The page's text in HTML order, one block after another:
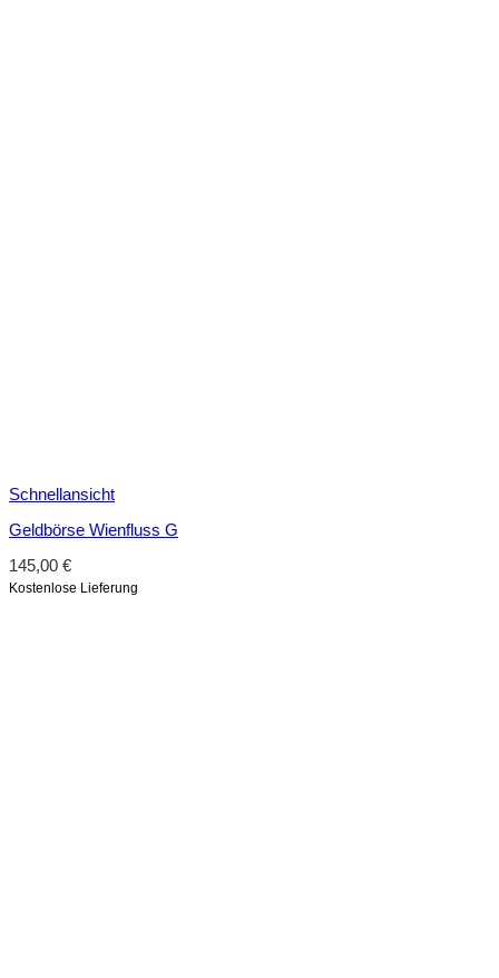
Schnellansicht
Geldbörse Wienfluss G
145,00 €
Kostenlose Lieferung